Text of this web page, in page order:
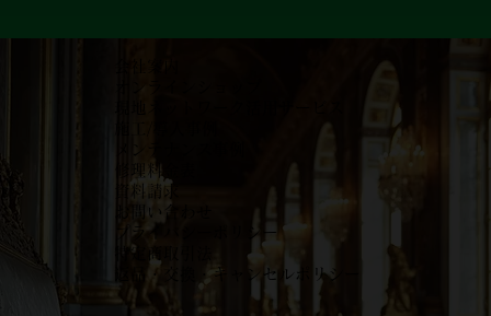
​修理料金表
資料請求
お問い合わせ
プライバシーポリシー
特定商取引法
返品・交換・キャンセルポリシー